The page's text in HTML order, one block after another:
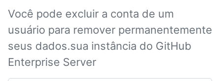
Você pode excluir a conta de um
usuário para remover permanentemente
seus dados.sua instância do GitHub
Enterprise Server